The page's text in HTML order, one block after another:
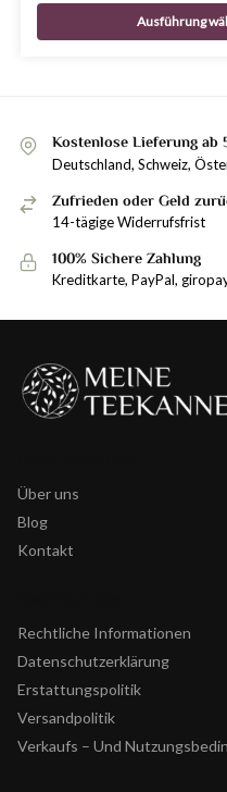
Ausführung
Kostenlose Lieferung ab
Deutschland, Schweiz,
Zufrieden oder Geld
14-tägige Widerrufsfrist
100% Sichere Zahlung
Kreditkarte, PayPal,
Über uns
Blog
Kontakt
Rechtliche Informationen
Datenschutzerklärung
Erstattungspolitik
Versandpolitik
Verkaufs – Und